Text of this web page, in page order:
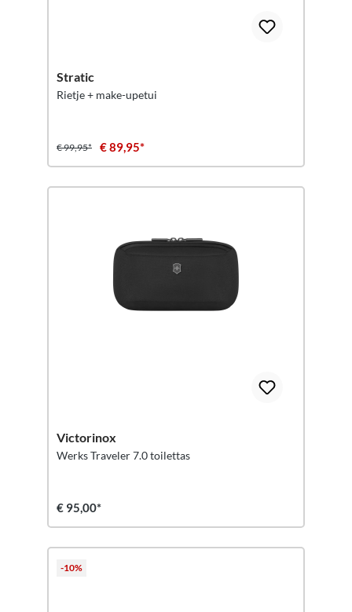
Stratic
Rietje + make-upetui
€ 99,95* € 89,95*
Victorinox
Werks Traveler 7.0 toilettas
€ 95,00*
-10%